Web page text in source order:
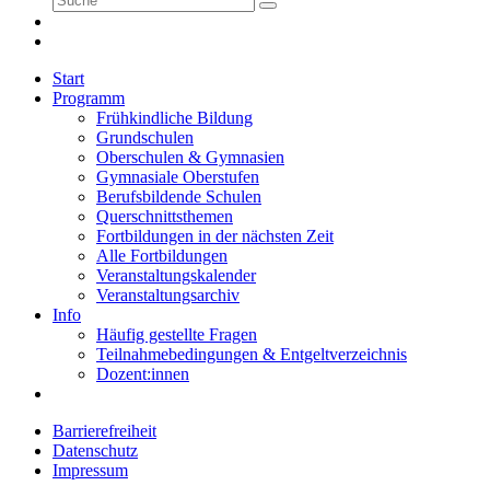
Start
Programm
Frühkindliche Bildung
Grundschulen
Oberschulen & Gymnasien
Gymnasiale Oberstufen
Berufsbildende Schulen
Querschnittsthemen
Fortbildungen in der nächsten Zeit
Alle Fortbildungen
Veranstaltungskalender
Veranstaltungsarchiv
Info
Häufig gestellte Fragen
Teilnahmebedingungen & Entgeltverzeichnis
Dozent:innen
Barrierefreiheit
Datenschutz
Impressum